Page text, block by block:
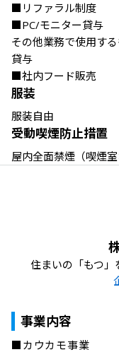
■リファラル制度
■PC/モニター貸与
その他業務で使用す
貸与
■社内フード販売
服装
服装自由
受動喫煙防止措置
屋内全面禁煙（喫煙室
住まいの「もつ」
事業内容
■カウカモ事業